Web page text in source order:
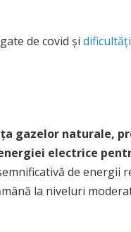
de covid și
gazelor naturale,
electrice
de energii
la niveluri